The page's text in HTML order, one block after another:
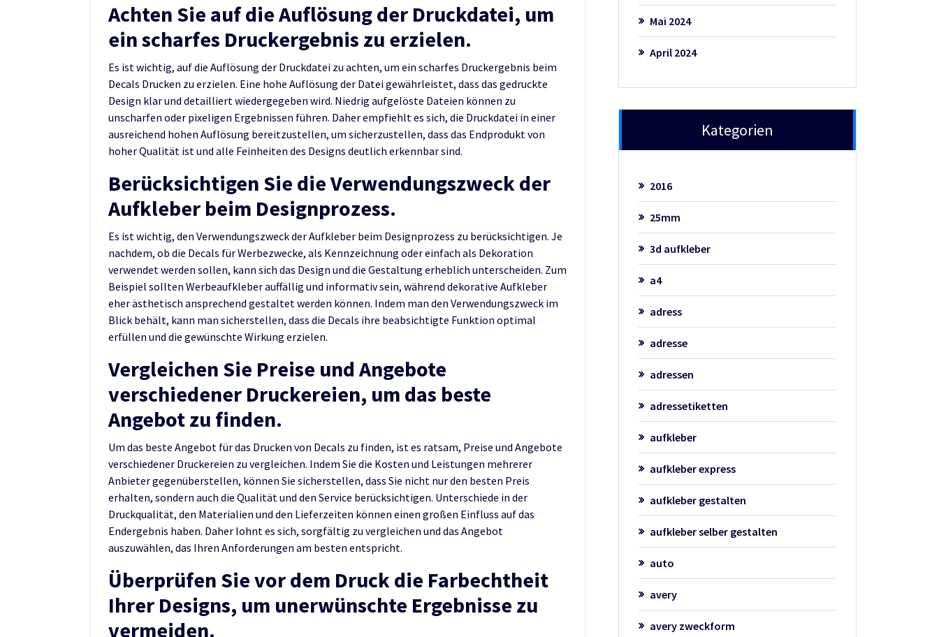
Achten Sie auf die Auflösung der Druckdatei, um
ein scharfes Druckergebnis zu erzielen.
Es ist wichtig, auf die Auflösung der Druckdatei zu achten, um ein scharfes Druckergebnis beim
Decals Drucken zu erzielen. Eine hohe Auflösung der Datei gewährleistet, dass das gedruckte
Design klar und detailliert wiedergegeben wird. Niedrig aufgelöste Dateien können zu
unscharfen oder pixeligen Ergebnissen führen. Daher empfiehlt es sich, die Druckdatei in einer
ausreichend hohen Auflösung bereitzustellen, um sicherzustellen, dass das Endprodukt von
hoher Qualität ist und alle Feinheiten des Designs deutlich erkennbar sind.
Berücksichtigen Sie die Verwendungszweck der
Aufkleber beim Designprozess.
Es ist wichtig, den Verwendungszweck der Aufkleber beim Designprozess zu berücksichtigen. Je
nachdem, ob die Decals für Werbezwecke, als Kennzeichnung oder einfach als Dekoration
verwendet werden sollen, kann sich das Design und die Gestaltung erheblich unterscheiden. Zum
Beispiel sollten Werbeaufkleber auffällig und informativ sein, während dekorative Aufkleber
eher ästhetisch ansprechend gestaltet werden können. Indem man den Verwendungszweck im
Blick behält, kann man sicherstellen, dass die Decals ihre beabsichtigte Funktion optimal
erfüllen und die gewünschte Wirkung erzielen.
Vergleichen Sie Preise und Angebote
verschiedener Druckereien, um das beste
Angebot zu finden.
Um das beste Angebot für das Drucken von Decals zu finden, ist es ratsam, Preise und Angebote
verschiedener Druckereien zu vergleichen. Indem Sie die Kosten und Leistungen mehrerer
Anbieter gegenüberstellen, können Sie sicherstellen, dass Sie nicht nur den besten Preis
erhalten, sondern auch die Qualität und den Service berücksichtigen. Unterschiede in der
Druckqualität, den Materialien und den Lieferzeiten können einen großen Einfluss auf das
Endergebnis haben. Daher lohnt es sich, sorgfältig zu vergleichen und das Angebot
auszuwählen, das Ihren Anforderungen am besten entspricht.
Überprüfen Sie vor dem Druck die Farbechtheit
Ihrer Designs, um unerwünschte Ergebnisse zu
vermeiden.
Mai 2024
April 2024
Kategorien
2016
25mm
3d aufkleber
a4
adress
adresse
adressen
adressetiketten
aufkleber
aufkleber express
aufkleber gestalten
aufkleber selber gestalten
auto
avery
avery zweckform